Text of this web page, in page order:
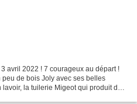
avril 2022 ! 7 courageux au départ !
de bois Joly avec ses belles
la tuilerie Migeot qui produit des